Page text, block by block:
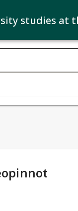
studies at